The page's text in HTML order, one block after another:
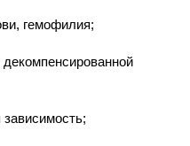
гемофилия;
зависимость;